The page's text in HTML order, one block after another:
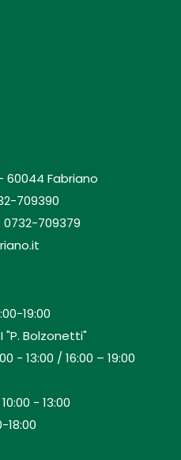
60044 Fabriano
709390
709379
19:00
"P. Bolzonetti"
- 13:00 / 16:00 – 19:00
- 13:00
18:00